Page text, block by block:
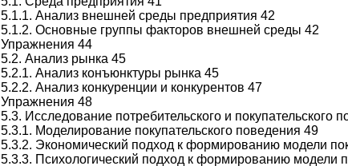
5.1.1. Анализ внешней среды предприятия 42
5.1.2. Основные группы факторов внешней среды 42
Упражнения 44
5.2. Анализ рынка 45
5.2.1. Анализ конъюнктуры рынка 45
5.2.2. Анализ конкуренции и конкурентов 47
Упражнения 48
5.3. Исследование потребительского и покупательского
5.3.1. Моделирование покупательского поведения 49
5.3.2. Экономический подход к формированию модели
5.3.3. Психологический подход к формированию модели